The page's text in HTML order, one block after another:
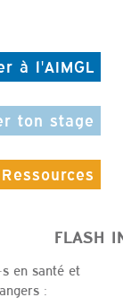
à l'AIMGL
ton stage
Ressources
en santé et
: